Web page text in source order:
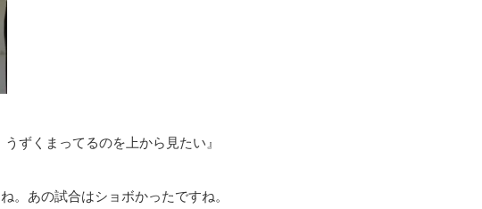
ずくまってるのを上から見たい』
。あの試合はショボかったですね。